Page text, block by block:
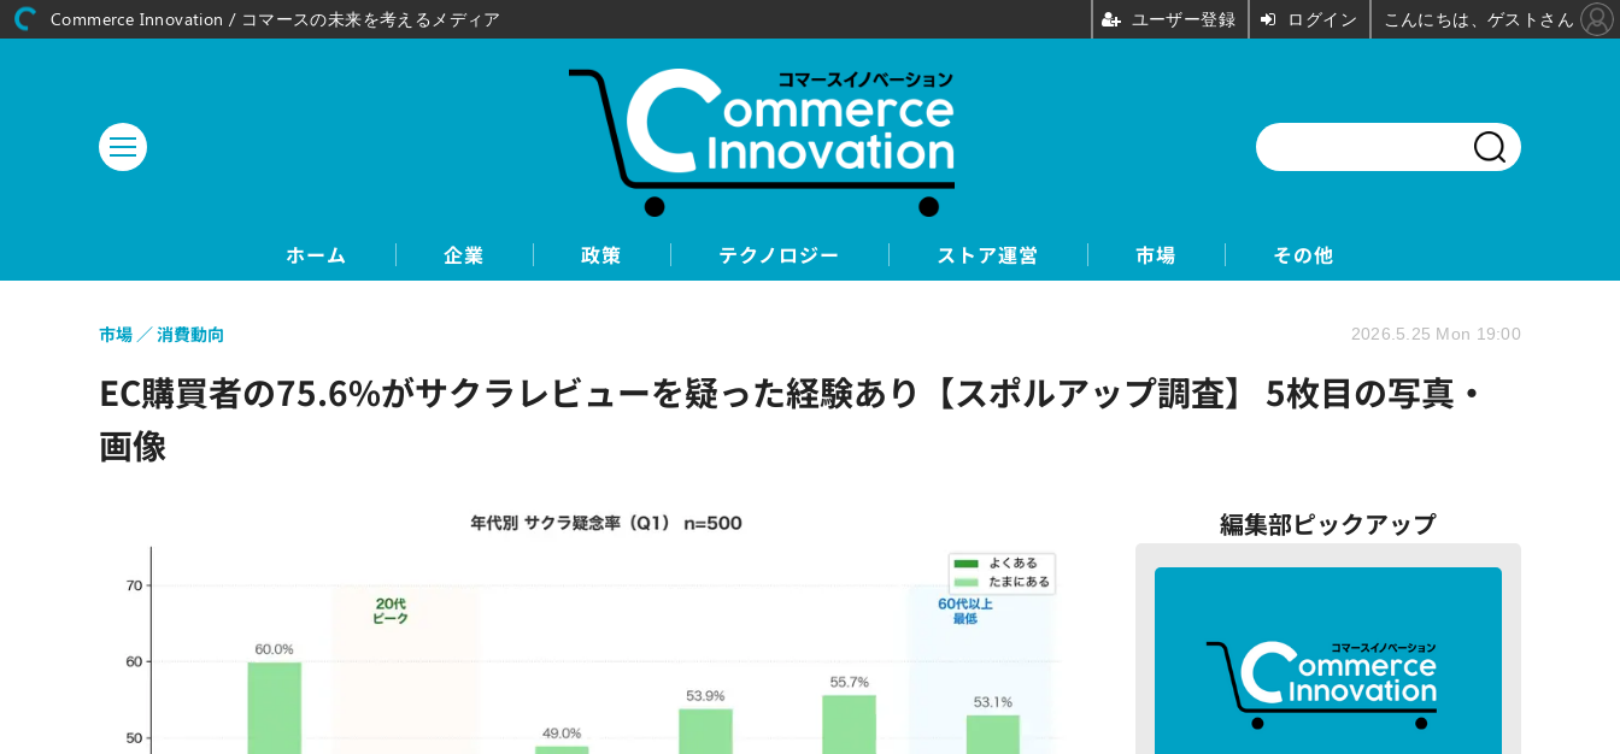
ホーム 企業 政策 テクノロジー ストア運営 市場 その他
EC購買者の75.6%がサクラレビューを疑った経験あり【スポルアップ調査】 5枚目の写真・
画像
市場 消費動向 2026.5.25 Mon 19:00
編集部ピックアップ
Commerce Innovation / コマースの未来を考えるメディア ユーザー登録 ログイン こんにちは、ゲストさん